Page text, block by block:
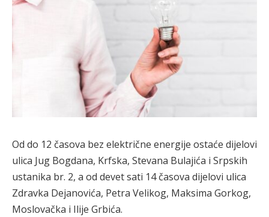
Od do 12 časova bez električne energije ostaće dijelovi
ulica Jug Bogdana, Krfska, Stevana Bulajića i Srpskih
ustanika br. 2, a od devet sati 14 časova dijelovi ulica
Zdravka Dejanovića, Petra Velikog, Maksima Gorkog,
Moslovačka i Ilije Grbića.